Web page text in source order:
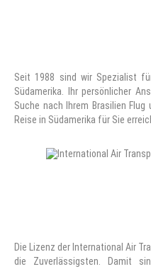
Seit 1988 sind wir Spezialist
Südamerika. Ihr persönlicher
Suche nach Ihrem Brasilien
Reise in Südamerika für Sie
Die Lizenz der International Air
die Zuverlässigsten. Damit